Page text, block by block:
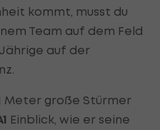
kommt, musst du
Team auf dem Feld
auf der
Meter große Stürmer
Einblick, wie er seine